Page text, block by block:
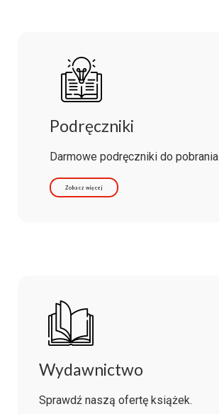
Podręczniki
Darmowe podręczniki do pobrania
Zobacz więcej
Wydawnictwo
Sprawdź naszą ofertę książek.